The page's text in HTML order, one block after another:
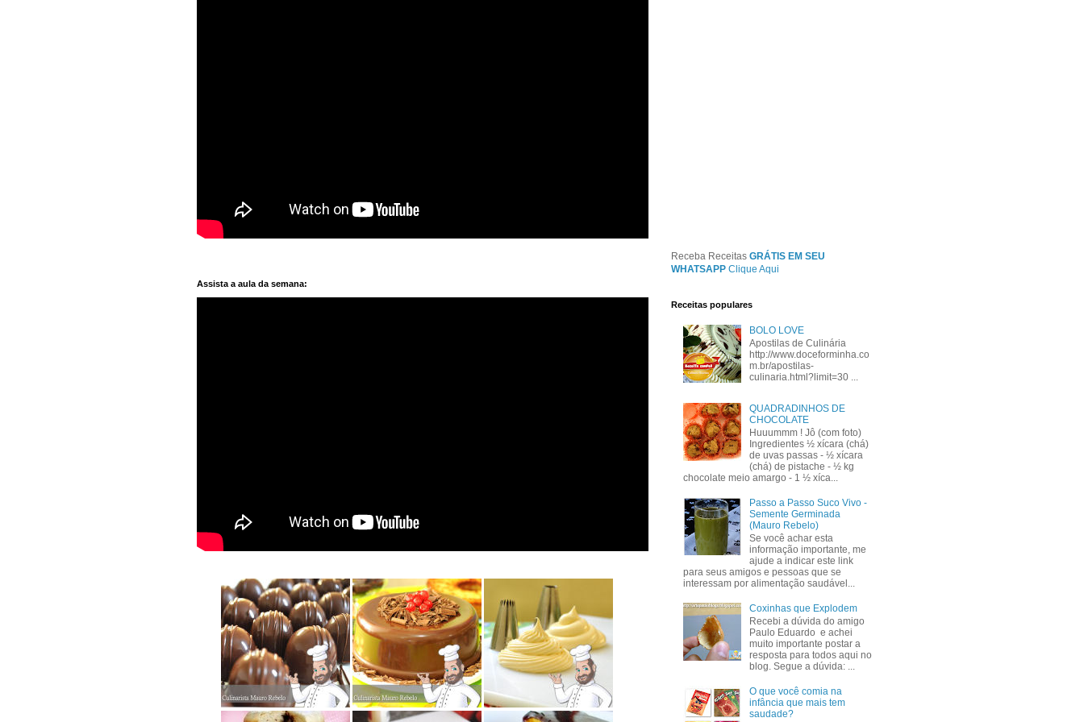
Assista a aula da semana:
Receba Receitas GRÁTIS EM SEU
WHATSAPP Clique Aqui
Receitas populares
BOLO LOVE
Apostilas de Culinária
http://www.doceforminha.co
m.br/apostilas-
culinaria.html?limit=30 ...
QUADRADINHOS DE
CHOCOLATE
Huuummm ! Jô (com foto)
Ingredientes ½ xícara (chá)
de uvas passas - ½ xícara
(chá) de pistache - ½ kg
chocolate meio amargo - 1 ½ xíca...
Passo a Passo Suco Vivo -
Semente Germinada
(Mauro Rebelo)
Se você achar esta
informação importante, me
ajude a indicar este link
para seus amigos e pessoas que se
interessam por alimentação saudável...
Coxinhas que Explodem
Recebi a dúvida do amigo
Paulo Eduardo e achei
muito importante postar a
resposta para todos aqui no
blog. Segue a dúvida: ...
O que você comia na
infância que mais tem
saudade?